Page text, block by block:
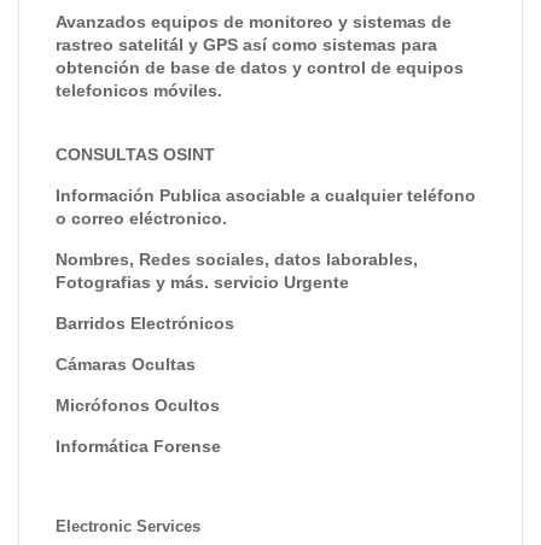
Avanzados equipos de monitoreo y sistemas de
rastreo satelitál y GPS así como sistemas para
obtención de base de datos y control de equipos
telefonicos móviles.
CONSULTAS OSINT
Información Publica asociable a cualquier teléfono
o correo eléctronico.
Nombres, Redes sociales, datos laborables,
Fotografias y más. servicio Urgente
Barridos Electrónicos
Cámaras Ocultas
Micrófonos Ocultos
Informática Forense
Electronic Services